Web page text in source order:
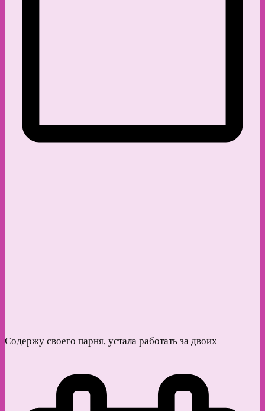
Содержу своего парня, устала работать за двоих